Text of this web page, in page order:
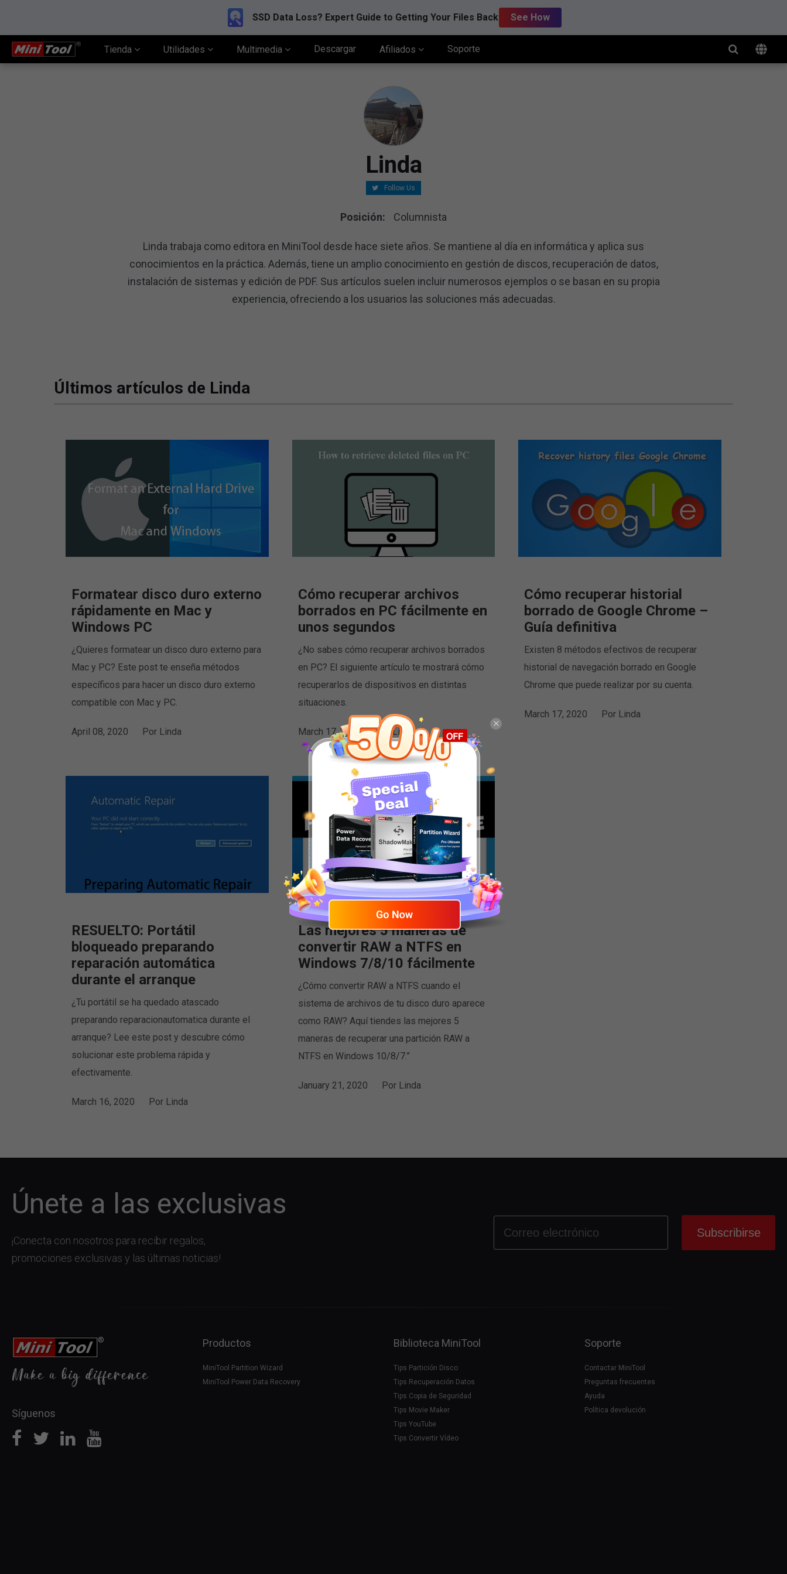
SSD Data Loss? Expert Guide to Getting Your Files Back See How
Tienda Utilidades Multimedia Descargar Afiliados Soporte
Linda
Follow Us
Posición: Columnista
Linda trabaja como editora en MiniTool desde hace siete años. Se mantiene al día en informática y aplica sus
conocimientos en la práctica. Además, tiene un amplio conocimiento en gestión de discos, recuperación de datos,
instalación de sistemas y edición de PDF. Sus artículos suelen incluir numerosos ejemplos o se basan en su propia
experiencia, ofreciendo a los usuarios las soluciones más adecuadas.
Últimos artículos de Linda
Formatear disco duro externo
rápidamente en Mac y
Windows PC
¿Quieres formatear un disco duro externo para
Mac y PC? Este post te enseña métodos
específicos para hacer un disco duro externo
compatible con Mac y PC.
April 08, 2020 Por Linda
Cómo recuperar archivos
borrados en PC fácilmente en
unos segundos
¿No sabes cómo recuperar archivos borrados
en PC? El siguiente artículo te mostrará cómo
recuperarlos de dispositivos en distintas
situaciones.
March 17, 2020 PorLinda
Cómo recuperar historial
borrado de Google Chrome –
Guía definitiva
Existen 8 métodos efectivos de recuperar
historial de navegación borrado en Google
Chrome que puede realizar por su cuenta.
March 17, 2020 Por Linda
RESUELTO: Portátil
bloqueado preparando
reparación automática
durante el arranque
¿Tu portátil se ha quedado atascado
preparando reparacionautomatica durante el
arranque? Lee este post y descubre cómo
solucionar este problema rápida y
efectivamente.
March 16, 2020 Por Linda
Las mejores 5 maneras de
convertir RAW a NTFS en
Windows 7/8/10 fácilmente
¿Cómo convertir RAW a NTFS cuando el
sistema de archivos de tu disco duro aparece
como RAW? Aquí tiendes las mejores 5
maneras de recuperar una partición RAW a
NTFS en Windows 10/8/7.”
January 21, 2020 Por Linda
Únete a las exclusivas
¡Conecta con nosotros para recibir regalos,
promociones exclusivas y las últimas noticias!
Síguenos
Productos
MiniTool Partition Wizard
MiniTool Power Data Recovery
Biblioteca MiniTool
Tips Partición Disco
Tips Recuperación Datos
Tips Copia de Seguridad
Tips Movie Maker
Tips YouTube
Tips Convertir Vídeo
Soporte
Contactar MiniTool
Preguntas frecuentes
Ayuda
Política devolución